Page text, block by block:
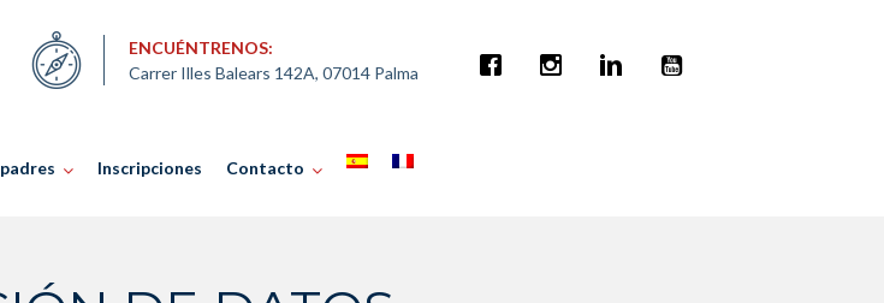
ENCUÉNTRENOS:
Carrer Illes Balears 142A, 07014 Palma
Inscripciones Contacto